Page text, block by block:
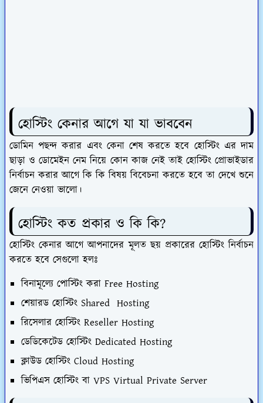
হোস্টিং কেনার আগে যা যা ভাববেন
ডোমিন পছন্দ করার এবং কেনা শেষ করতে হবে হোস্টিং এর দাম
ছাড়া ও ডোমেইন নেম নিয়ে কোন কাজ নেই তাই হোস্টিং প্রোভাইডার
নির্বাচন করার আগে কি কি বিষয় বিবেচনা করতে হবে তা দেখে শুনে
জেনে নেওয়া ভালো।
হোস্টিং কত প্রকার ও কি কি?
হোস্টিং কেনার আগে আপনাদের মূলত ছয় প্রকারের হোস্টিং নির্বাচন
করতে হবে সেগুলো হলঃ
বিনামূল্যে পোস্টিং করা Free Hosting
শেয়ারড হোস্টিং Shared Hosting
রিসেলার হোস্টিং Reseller Hosting
ডেডিকেটেড হোস্টিং Dedicated Hosting
ক্লাউড হোস্টিং Cloud Hosting
ভিপিএস হোস্টিং বা VPS Virtual Private Server